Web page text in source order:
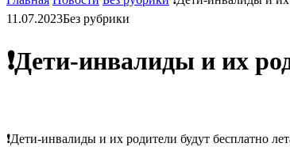
11.07.2023Без рубрики
❗️Дети-инвалиды и их
❗️Дети-инвалиды и их родители будут бесплатно